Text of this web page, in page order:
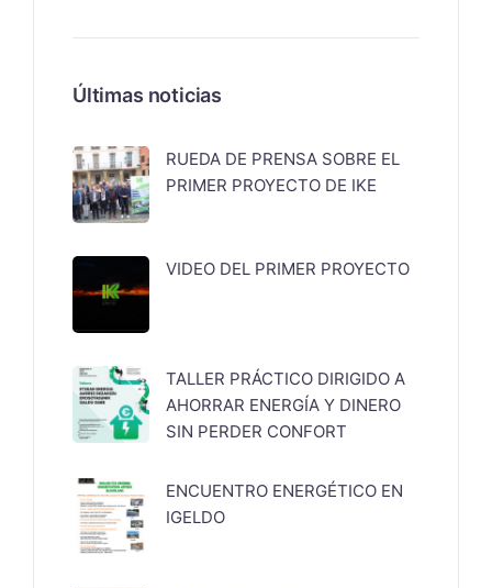
Últimas noticias
RUEDA DE PRENSA SOBRE EL
PRIMER PROYECTO DE IKE
VIDEO DEL PRIMER PROYECTO
TALLER PRÁCTICO DIRIGIDO A
AHORRAR ENERGÍA Y DINERO
SIN PERDER CONFORT
ENCUENTRO ENERGÉTICO EN
IGELDO